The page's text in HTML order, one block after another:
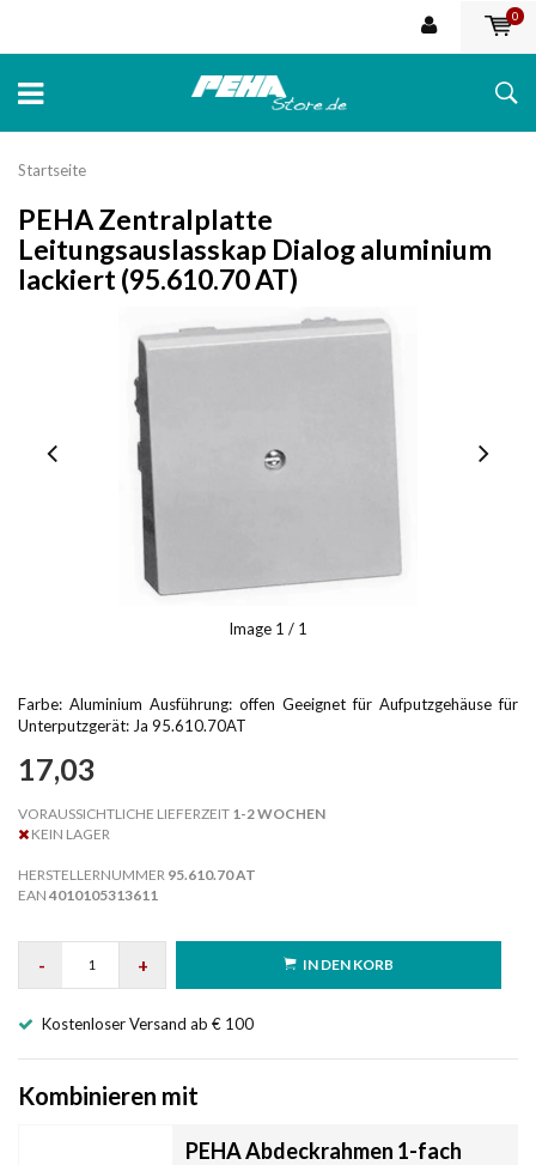
0
Startseite
PEHA Zentralplatte
Leitungsauslasskap Dialog aluminium
lackiert (95.610.70 AT)
Image 1 / 1
Farbe: Aluminium Ausführung: offen Geeignet für Aufputzgehäuse für
Unterputzgerät: Ja 95.610.70AT
17,03
VORAUSSICHTLICHE LIEFERZEIT 1-2 WOCHEN
KEIN LAGER
HERSTELLERNUMMER 95.610.70 AT
EAN 4010105313611
- + IN DEN KORB
Kostenloser Versand ab € 100
Kombinieren mit
PEHA Abdeckrahmen 1-fach